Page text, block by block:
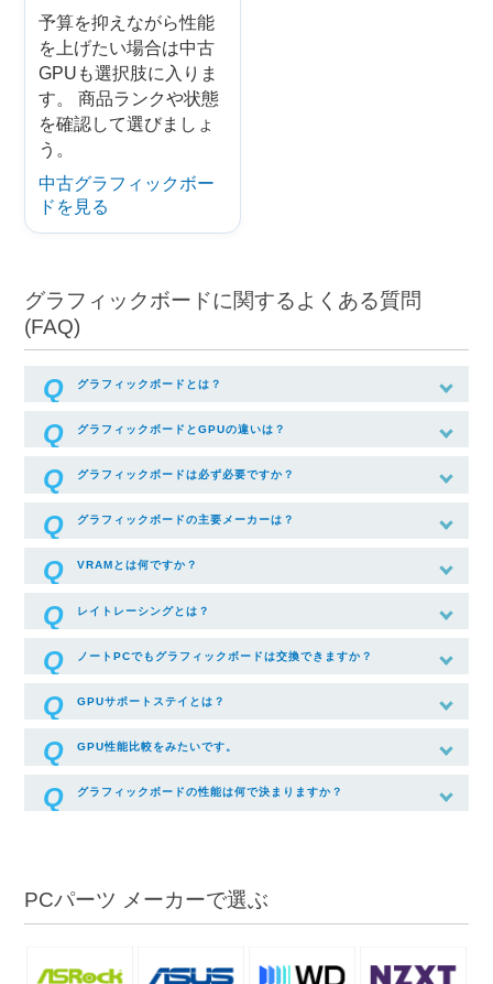
予算を抑えながら性能
を上げたい場合は中古
GPUも選択肢に入りま
す。 商品ランクや状態
を確認して選びましょ
う。
中古グラフィックボー
ドを見る
グラフィックボードに関するよくある質問
(FAQ)
グラフィックボードとは？
グラフィックボードとGPUの違いは？
グラフィックボードは必ず必要ですか？
グラフィックボードの主要メーカーは？
VRAMとは何ですか？
レイトレーシングとは？
ノートPCでもグラフィックボードは交換できますか？
GPUサポートステイとは？
GPU性能比較をみたいです。
グラフィックボードの性能は何で決まりますか？
PCパーツ メーカーで選ぶ